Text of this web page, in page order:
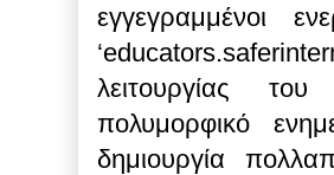
εγγεγραμμένοι
λειτουργίας
πολυμορφικό
δημιουργία